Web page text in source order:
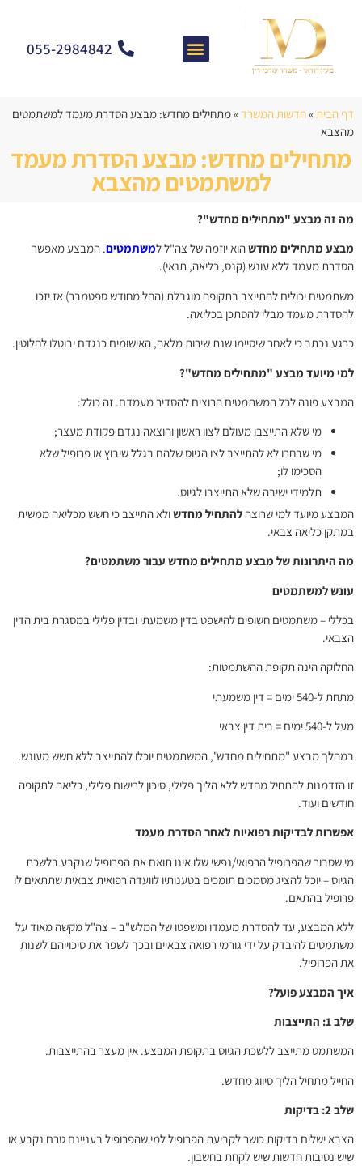
055-2984842
דף הבית»חדשות המשרד »מתחילים מחדש: מבצע הסדרת מעמד למשתמטים
מהצבא
מתחילים מחדש: מבצע הסדרת מעמד
למשתמטים מהצבא
מה זה מבצע "מתחילים מחדש"?
מבצע מתחילים מחדשהוא יוזמה של צה"ל למשתמטים. המבצע מאפשר
הסדרת מעמד ללא עונש (קנס, כליאה, תנאי).
משתמטים יכולים להתייצב בתקופה מוגבלת (החל מחודש ספטמבר) אז יזכו
להסדרת מעמד מבלי להסתכן בכליאה.
כרגע נכתב כי לאחר שיסיימו שנת שירות מלאה, האישומים כנגדם יבוטלו לחלוטין.
למי מיועד מבצע "מתחילים מחדש"?
המבצע פונה לכל המשתמטים הרוצים להסדיר מעמדם. זה כולל:
מי שלא התייצבו מעולם לצוו ראשון והוצאה נגדם פקודת מעצר;
מי שבחרו לא להתייצב לצו הגיוס שלהם בגלל שיבוץ או פרופיל שלא
הסכימו לו;
תלמידי ישיבה שלא התייצבו לגיוס.
המבצע מיועד למי שרוצה להתחיל מחדשולא התייצב כי חשש מכליאה ממשית
במתקן כליאה צבאי.
מה היתרונות של מבצע מתחילים מחדש עבור משתמטים?
עונש למשתמטים
בכללי – משתמטים חשופים להישפט בדין משמעתי ובדין פלילי במסגרת בית הדין
הצבאי.
החלוקה הינה תקופת ההשתמטות:
מתחת ל-540 ימים = דין משמעתי
מעל ל-540 ימים = בית דין צבאי
במהלך מבצע "מתחילים מחדש", המשתמטים יוכלו להתייצב ללא חשש מעונש.
זו הזדמנות להתחיל מחדש ללא הליך פלילי, סיכון לרישום פלילי, כליאה לתקופה
חודשים ועוד.
אפשרות לבדיקות רפואיות לאחר הסדרת מעמד
מי שסבור שהפרופיל הרפואי/נפשי שלו אינו תואם את הפרופיל שנקבע בלשכת
הגיוס – יוכל להציג מסמכים תומכים בטענותיו לוועדה רפואית צבאית שתתאים לו
פרופיל בהתאם.
ללא המבצע, עד להסדרת מעמדו ומשפטו של המלש"ב – צה"ל מקשה מאוד על
משתמטים להיבדק על ידי גורמי רפואה צבאיים ובכך לשפר את סיכוייהם לשנות
את הפרופיל.
איך המבצע פועל?
שלב 1: התייצבות
המשתמט מתייצב ללשכת הגיוס בתקופת המבצע. אין מעצר בהתייצבות.
החייל מתחיל הליך סיווג מחדש.
שלב 2: בדיקות
הצבא ישלים בדיקות כושר לקביעת הפרופיל למי שהפרופיל בעניינם טרם נקבע או
שיש נסיבות חדשות שיש לקחת בחשבון.